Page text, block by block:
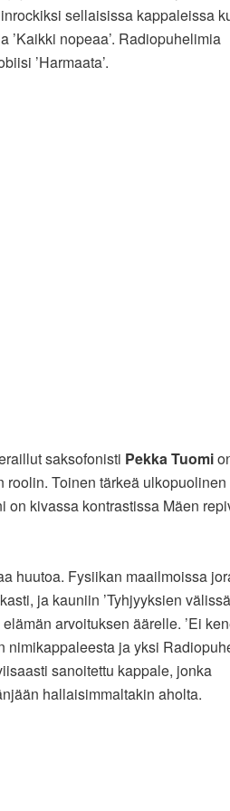
sellaisissa kappaleissa
’Kaikki nopeaa’. Radiopuhelimia
’Harmaata’.
saksofonisti Pekka Tuomi
roolin. Toinen tärkeä ulkopuolinen
on kivassa kontrastissa Mäen
huutoa. Fysiikan maailmoissa
ja kauniin ’Tyhjyyksien
arvoituksen äärelle. ’Ei
nimikappaleesta ja yksi
sanoitettu kappale, jonka
hallaisimmaltakin aholta.